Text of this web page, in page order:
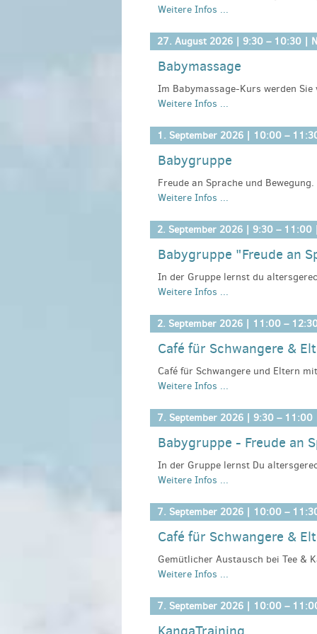
respektvollen Berührung
willkommen!
Kosten:kostenlos,wir freuen uns
Anmeldeinformationen: Netzwerk
Telefon 03394/402747 oder
Weitere Infos ...
27. August 2026 | 9:30 – 10:30 |
Babymassage
Im Babymassage-Kurs werden
Baby zu massieren. In ruhiger
lindert Bauchkrämpfe und
Bindung zwischen Mutter und
Anmeldeinformationen: Netzwerk
Telefon 03391/402300 oder
Weitere Infos ...
1. September 2026 | 10:00 –
Babygruppe
Freude an Sprache und
Fingerspiele und Kinderlieder
miteinander teilen.
Kosten:keine
Anmeldeinformationen:
Weitere Infos ...
2. September 2026 | 9:30 – 11:00
Babygruppe "Freude an
In der Gruppe lernst du
Kinderlieder kennen. Du erfährst,
findest bei den wöchentlichen
mit Baby. Der Kurs wird von der
Kosten:kostenlos, wir freuen uns
Anmeldeinformationen:
Weitere Infos ...
2. September 2026 | 11:00 –
Café für Schwangere &
Café für Schwangere und Eltern
Gespräche über Schwangerschaft,
Anmeldeinformationen:Netzwerk
Telefon 03394/402747 oder
Weitere Infos ...
7. September 2026 | 9:30 – 11:00
Babygruppe - Freude an
In der Gruppe lernst Du
Kinderlieder kennen. Du erfährst,
finden bei den wöchentlichen
um den Alltag mit Baby. Der Kurs
Kosten:kostenlos, wir freuen uns
Anmeldeinformationen:
Bitte melden Sie sich spätestens
Weitere Infos ...
7. September 2026 | 10:00 –
Café für Schwangere &
Gemütlicher Austausch bei Tee &
vieles mehr (fast) jeden Montag
Kosten:kostenlos, wir freuen uns
Weitere Infos ...
7. September 2026 | 10:00 –